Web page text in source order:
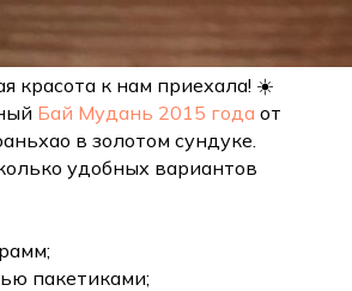
красота к нам приехала! ☀️
Бай Мудань 2015 года от
в золотом сундуке.
удобных вариантов
пакетиками;